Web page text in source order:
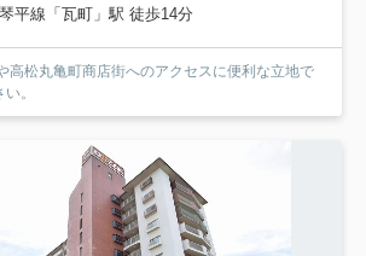
平線「瓦町」駅 徒歩14分
高松丸亀町商店街へのアクセスに便利な立地で
。